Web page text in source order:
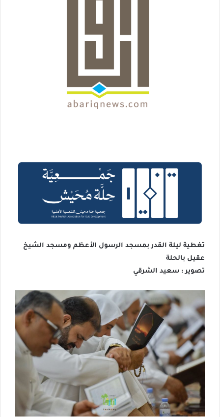
تغطية ليلة القدر بمسجد الرسول الأعظم ومسجد الشيخ
عقيل بالحلة
تصوير : سعيد الشرقي